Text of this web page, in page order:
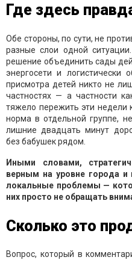
Где здесь
Обе стороны, по сути, не
разные слои одной
решение объединить сады
энергосети и логистически
присмотра детей никто не
частностях — а частности
тяжело пережить эти недели
норма в отдельной группе,
лишние двадцать минут
без бабушек рядом.
Иными словами,
верным на уровне города и
локальные проблемы —
них просто не обращать
Сколько это
Вопрос, который в